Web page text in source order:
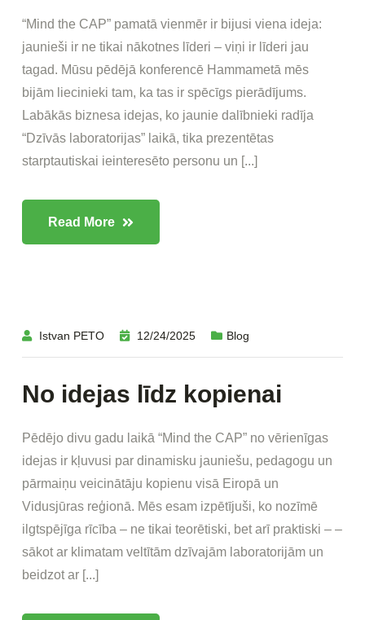
“Mind the CAP” pamatā vienmēr ir bijusi viena ideja:
jaunieši ir ne tikai nākotnes līderi – viņi ir līderi jau
tagad. Mūsu pēdējā konferencē Hammametā mēs
bijām liecinieki tam, ka tas ir spēcīgs pierādījums.
Labākās biznesa idejas, ko jaunie dalībnieki radīja
“Dzīvās laboratorijas” laikā, tika prezentētas
starptautiskai ieinteresēto personu un [...]
Read More
Istvan PETO 12/24/2025 Blog
No idejas līdz kopienai
Pēdējo divu gadu laikā “Mind the CAP” no vērienīgas
idejas ir kļuvusi par dinamisku jauniešu, pedagogu un
pārmaiņu veicinātāju kopienu visā Eiropā un
Vidusjūras reģionā. Mēs esam izpētījuši, ko nozīmē
ilgtspējīga rīcība – ne tikai teorētiski, bet arī praktiski – –
sākot ar klimatam veltītām dzīvajām laboratorijām un
beidzot ar [...]